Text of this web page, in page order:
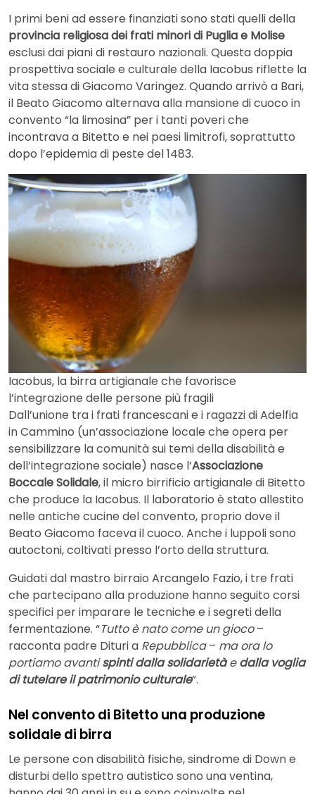
I primi beni ad essere finanziati sono stati quelli della
provincia religiosa dei frati minori di Puglia e Molise
esclusi dai piani di restauro nazionali. Questa doppia
prospettiva sociale e culturale della Iacobus riflette la
vita stessa di Giacomo Varingez. Quando arrivò a Bari,
il Beato Giacomo alternava alla mansione di cuoco in
convento “la limosina” per i tanti poveri che
incontrava a Bitetto e nei paesi limitrofi, soprattutto
dopo l’epidemia di peste del 1483.
Iacobus, la birra artigianale che favorisce
l’integrazione delle persone più fragili
Dall’unione tra i frati francescani e i ragazzi di Adelfia
in Cammino (un’associazione locale che opera per
sensibilizzare la comunità sui temi della disabilità e
dell’integrazione sociale) nasce l’Associazione
Boccale Solidale, il micro birrificio artigianale di Bitetto
che produce la Iacobus. Il laboratorio è stato allestito
nelle antiche cucine del convento, proprio dove il
Beato Giacomo faceva il cuoco. Anche i luppoli sono
autoctoni, coltivati presso l’orto della struttura.
Guidati dal mastro birraio Arcangelo Fazio, i tre frati
che partecipano alla produzione hanno seguito corsi
specifici per imparare le tecniche e i segreti della
fermentazione. “Tutto è nato come un gioco–
racconta padre Dituri a Repubblica– ma ora lo
portiamo avantispinti dalla solidarietàedalla voglia
di tutelare il patrimonio culturale”.
Nel convento di Bitetto una produzione
solidale di birra
Le persone con disabilità fisiche, sindrome di Down e
disturbi dello spettro autistico sono una ventina,